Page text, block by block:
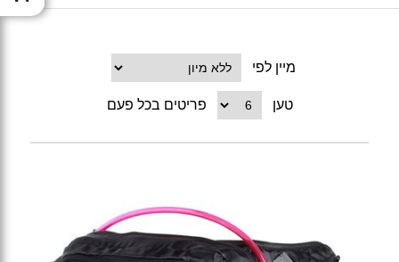
מיין לפי
טען פריטים בכל פעם